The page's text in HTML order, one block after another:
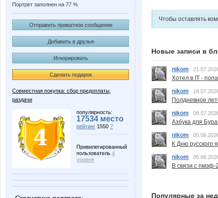
Портрет заполнен на 77 %
Отправить приватное сообщение
Добавить в друзья
Игнорировать
Сделать подарок
Совместная покупка: сбор предоплаты,
раздачи
популярность:
17534 место
рейтинг 1550 ?
Привилегированный
пользователь 4
уровня
Чтобы оставлять
Новые записи в
nikom
Хотел в IT -
nikom
Полдневное
nikom
Азбука для
nikom
К Дню русского
nikom
В связи с пмэф-
Популярные за